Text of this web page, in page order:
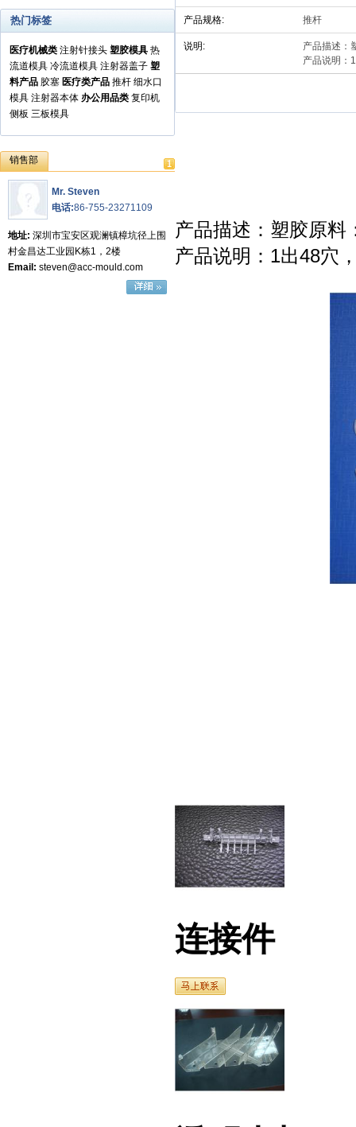
热门标签
医疗机械类 注射针接头 塑胶模具 热
流道模具 冷流道模具 注射器盖子 塑
料产品 胶塞 医疗类产品 推杆 细水口
模具 注射器本体 办公用品类 复印机
侧板 三板模具
销售部
Mr. Steven
电话:86-755-23271109
地址: 深圳市宝安区观澜镇樟坑径上围
村金昌达工业园K栋1，2楼
Email: steven@acc-mould.com
产品规格: 推杆
说明:
产品描
产品说
产品描述：塑胶原料
产品说明：1出48穴